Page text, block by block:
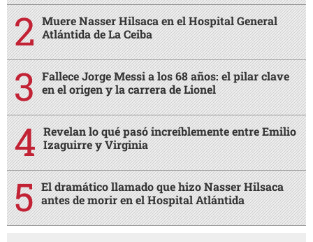
Muere Nasser Hilsaca en el Hospital General
Atlántida de La Ceiba
Fallece Jorge Messi a los 68 años: el pilar clave
en el origen y la carrera de Lionel
Revelan lo qué pasó increíblemente entre Emilio
Izaguirre y Virginia
El dramático llamado que hizo Nasser Hilsaca
antes de morir en el Hospital Atlántida